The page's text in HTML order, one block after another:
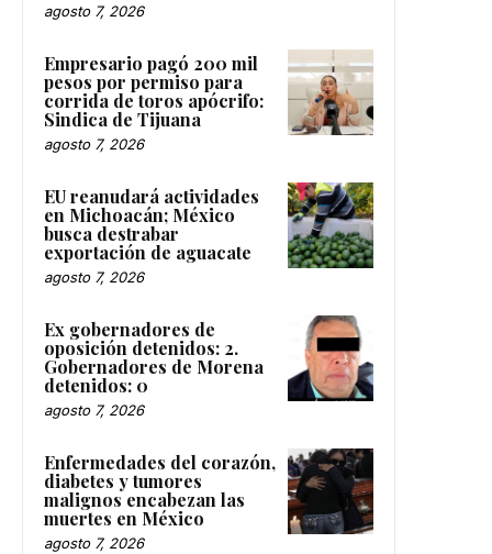
agosto 7, 2026
Empresario pagó 200 mil
pesos por permiso para
corrida de toros apócrifo:
Sindica de Tijuana
agosto 7, 2026
EU reanudará actividades
en Michoacán; México
busca destrabar
exportación de aguacate
agosto 7, 2026
Ex gobernadores de
oposición detenidos: 2.
Gobernadores de Morena
detenidos: 0
agosto 7, 2026
Enfermedades del corazón,
diabetes y tumores
malignos encabezan las
muertes en México
agosto 7, 2026